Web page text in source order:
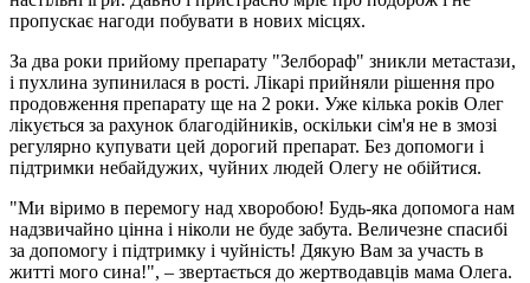
пропускає нагоди побувати в нових місцях.
За два роки прийому препарату "Зелбораф" зникли метастази,
і пухлина зупинилася в рості. Лікарі прийняли рішення про
продовження препарату ще на 2 роки. Уже кілька років Олег
лікується за рахунок благодійників, оскільки сім'я не в змозі
регулярно купувати цей дорогий препарат. Без допомоги і
підтримки небайдужих, чуйних людей Олегу не обійтися.
"Ми віримо в перемогу над хворобою! Будь-яка допомога нам
надзвичайно цінна і ніколи не буде забута. Величезне спасибі
за допомогу і підтримку і чуйність! Дякую Вам за участь в
житті мого сина!", – звертається до жертводавців мама Олега.